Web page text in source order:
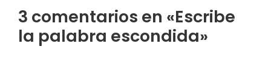
3 comentarios en «Escribe
la palabra escondida»